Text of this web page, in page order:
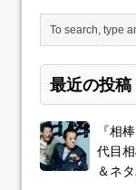
最近の投稿
『相
代目
＆ネ